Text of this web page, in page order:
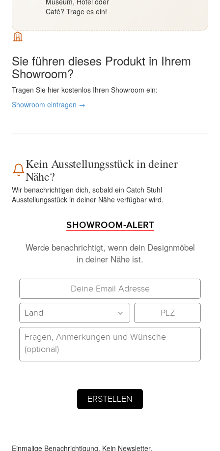
Café? Trage es ein!
Sie führen dieses Produkt in Ihrem
Showroom?
Tragen Sie hier kostenlos Ihren Showroom ein:
Showroom eintragen →
Kein Ausstellungsstück in deiner
Nähe?
Wir benachrichtigen dich, sobald ein Catch Stuhl
Ausstellungsstück in deiner Nähe verfügbar wird.
SHOWROOM-ALERT
Werde benachrichtigt, wenn dein Designmöbel
in deiner Nähe ist.
Einmalige Benachrichtigung. Kein Newsletter.